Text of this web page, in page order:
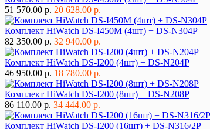
51 570.00 р. 20 628.00 р.
Комплект HiWatch DS-I450M (4шт) + DS-N304P
82 350.00 р. 32 940.00 р.
Комплект HiWatch DS-I200 (4шт) + DS-N204P
46 950.00 р. 18 780.00 р.
Комплект HiWatch DS-I200 (8шт) + DS-N208P
86 110.00 р. 34 444.00 р.
Комплект HiWatch DS-I200 (16шт) + DS-N316/2P